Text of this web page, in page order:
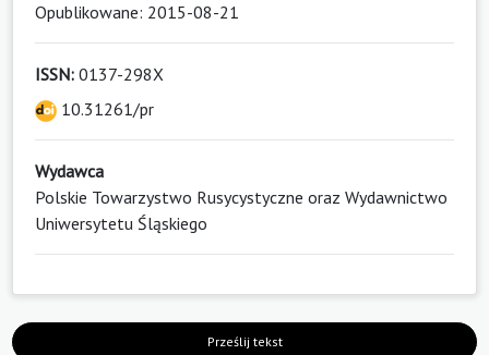
Opublikowane: 2015-08-21
ISSN: 0137-298X
10.31261/pr
Wydawca
Polskie Towarzystwo Rusycystyczne oraz Wydawnictwo
Uniwersytetu Śląskiego
Prześlij tekst